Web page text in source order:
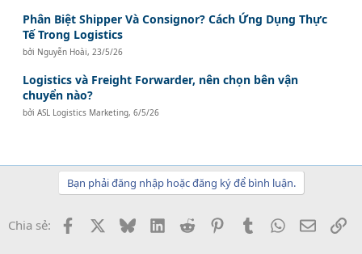
Phân Biệt Shipper Và Consignor? Cách Ứng Dụng Thực
Tế Trong Logistics
bởi Nguyễn Hoài,23/5/26
Logistics và Freight Forwarder, nên chọn bên vận
chuyển nào?
bởiASL Logistics Marketing,6/5/26
Bạn phải đăng nhập hoặc đăng ký để bình luận.
Chia sẻ: Facebook BlueskyLinkedInReddit PinterestTumblrWhatsApp
Email